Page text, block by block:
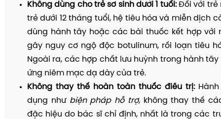
Không dùng cho trẻ sơ sinh dưới 1 tuổi:Đối với trẻ
trẻ dưới 12 tháng tuổi, hệ tiêu hóa và miễn dịch
dùng hành tây hoặc các bài thuốc kết hợp với
gây nguy cơ ngộ độc botulinum, rối loạn tiêu
Ngoài ra, các hợp chất lưu huỳnh trong hành
ứng niêm mạc dạ dày của trẻ.
Không thay thế hoàn toàn thuốc điều trị:Hành
dụng như biện pháp hỗ trợ, không thay thế
đặc hiệu do bác sĩ chỉ định, nhất là trong các